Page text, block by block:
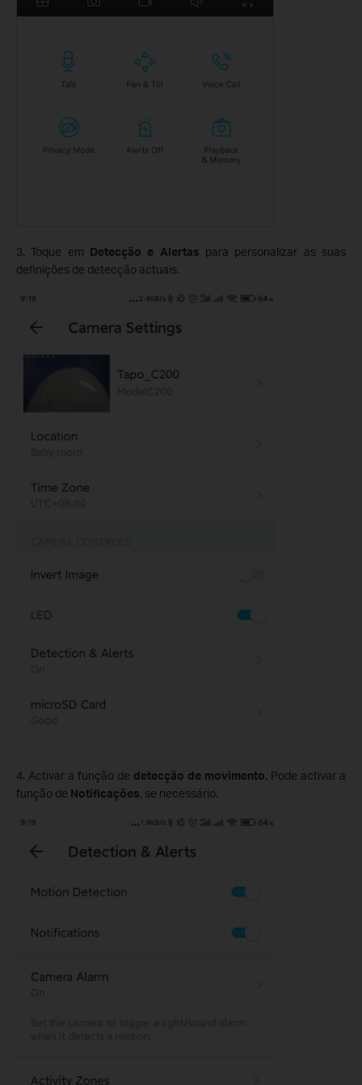
3. Toque em Detecção e Alertas para personalizar as suas
definições de detecção actuais.
4. Activar a função de detecção de movimento. Pode activar a
função de Notificações, se necessário.